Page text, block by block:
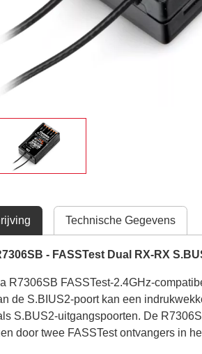
Technische Gegevens
- FASSTest Dual RX-RX
R7306SB FASSTest-2.4GHz-
de S.BIUS2-poort kan een
S.BUS2-uitgangspoorten. De
door twee FASSTest ontvangers in